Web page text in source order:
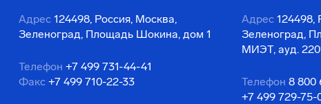
Адрес 124498, Россия, Москва,
Зеленоград, Площадь Шокина, дом 1
Телефон +7 499 731-44-41
Факс +7 499 710-22-33
Адрес 124498,
Зеленоград,
МИЭТ, ауд.
Телефон 8 800
+7 499 729-75-